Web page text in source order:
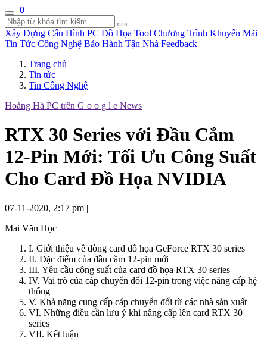
0
Xây Dựng Cấu Hình PC Đồ Họa Tool Chương Trình Khuyến Mãi
Tin Tức Công Nghệ Bảo Hành Tận Nhà Feedback
Trang chủ
Tin tức
Tin Công Nghệ
Hoàng Hà PC trên G o o g l e News
RTX 30 Series với Đầu Cắm
12-Pin Mới: Tối Ưu Công Suất
Cho Card Đồ Họa NVIDIA
07-11-2020, 2:17 pm |
Mai Văn Học
I. Giới thiệu về dòng card đồ họa GeForce RTX 30 series
II. Đặc điểm của đầu cắm 12-pin mới
III. Yêu cầu công suất của card đồ họa RTX 30 series
IV. Vai trò của cáp chuyển đổi 12-pin trong việc nâng cấp hệ
thống
V. Khả năng cung cấp cáp chuyển đổi từ các nhà sản xuất
VI. Những điều cần lưu ý khi nâng cấp lên card RTX 30
series
VII. Kết luận